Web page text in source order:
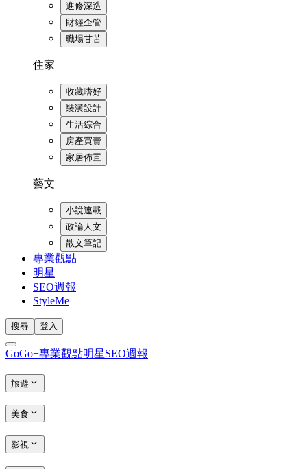
進修深造
財經企管
職場甘苦
住家
收藏嗜好
裝潢設計
生活綜合
房產買賣
家居佈置
藝文
小說連載
政論人文
散文筆記
專業觀點
明星
SEO週報
StyleMe
搜尋 登入
GoGo+專業觀點明星SEO週報
旅遊
美食
影視